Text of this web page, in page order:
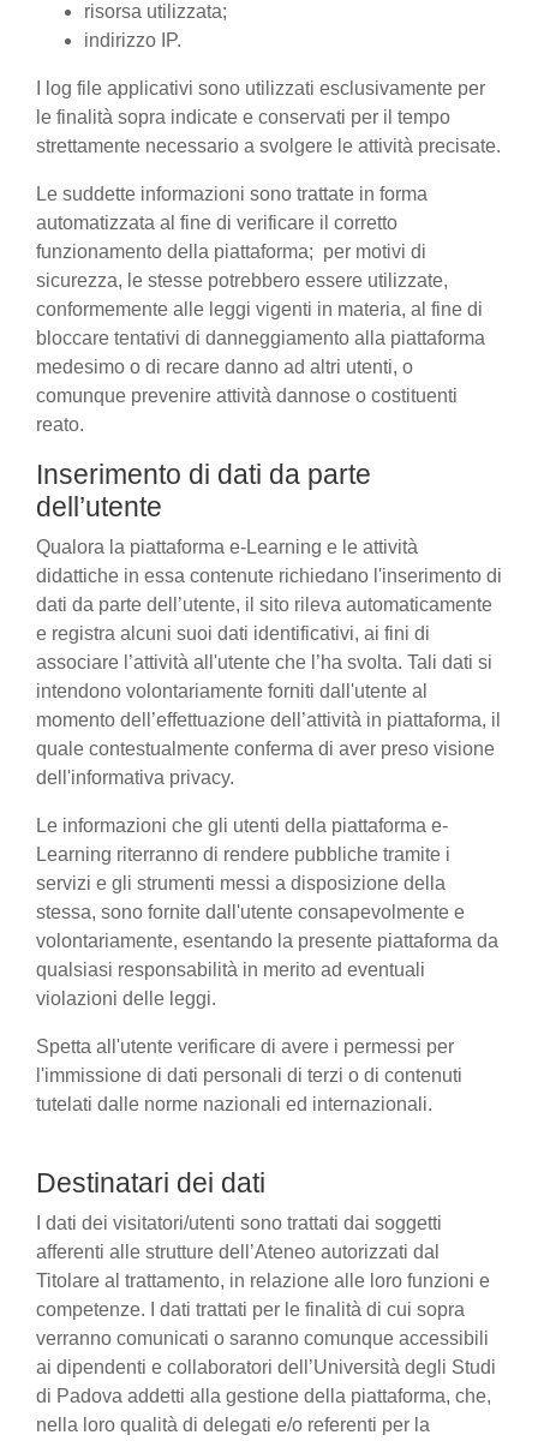
risorsa utilizzata;
indirizzo IP.
I log file applicativi sono utilizzati esclusivamente per
le finalità sopra indicate e conservati per il tempo
strettamente necessario a svolgere le attività precisate.
Le suddette informazioni sono trattate in forma
automatizzata al fine di verificare il corretto
funzionamento della piattaforma; per motivi di
sicurezza, le stesse potrebbero essere utilizzate,
conformemente alle leggi vigenti in materia, al fine di
bloccare tentativi di danneggiamento alla piattaforma
medesimo o di recare danno ad altri utenti, o
comunque prevenire attività dannose o costituenti
reato.
Inserimento di dati da parte
dell’utente
Qualora la piattaforma e-Learning e le attività
didattiche in essa contenute richiedano l'inserimento di
dati da parte dell’utente, il sito rileva automaticamente
e registra alcuni suoi dati identificativi, ai fini di
associare l’attività all'utente che l’ha svolta. Tali dati si
intendono volontariamente forniti dall'utente al
momento dell’effettuazione dell’attività in piattaforma, il
quale contestualmente conferma di aver preso visione
dell'informativa privacy.
Le informazioni che gli utenti della piattaforma e-
Learning riterranno di rendere pubbliche tramite i
servizi e gli strumenti messi a disposizione della
stessa, sono fornite dall'utente consapevolmente e
volontariamente, esentando la presente piattaforma da
qualsiasi responsabilità in merito ad eventuali
violazioni delle leggi.
Spetta all'utente verificare di avere i permessi per
l'immissione di dati personali di terzi o di contenuti
tutelati dalle norme nazionali ed internazionali.
Destinatari dei dati
I dati dei visitatori/utenti sono trattati dai soggetti
afferenti alle strutture dell’Ateneo autorizzati dal
Titolare al trattamento, in relazione alle loro funzioni e
competenze. I dati trattati per le finalità di cui sopra
verranno comunicati o saranno comunque accessibili
ai dipendenti e collaboratori dell’Università degli Studi
di Padova addetti alla gestione della piattaforma, che,
nella loro qualità di delegati e/o referenti per la